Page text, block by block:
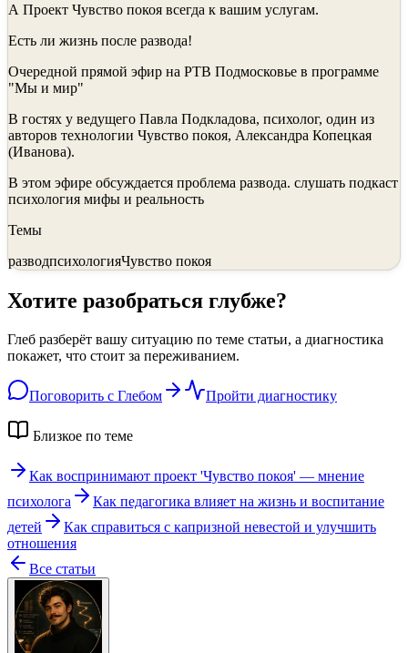
А Проект Чувство покоя всегда к вашим услугам.
Есть ли жизнь после развода!
Очередной прямой эфир на РТВ Подмосковье в программе
"Мы и мир"
В гостях у ведущего Павла Подкладова, психолог, один из
авторов технологии Чувство покоя, Александра Копецкая
(Иванова).
В этом эфире обсуждается проблема развода. слушать подкаст
психология мифы и реальность
Темы
разводпсихологияЧувство покоя
Хотите разобраться глубже?
Глеб разберёт вашу ситуацию по теме статьи, а диагностика
покажет, что стоит за переживанием.
Поговорить с Глебом Пройти диагностику
Близкое по теме
Как воспринимают проект 'Чувство покоя' — мнение
психолога
Как педагогика влияет на жизнь и воспитание
детей
Как справиться с капризной невестой и улучшить
отношения
Все статьи